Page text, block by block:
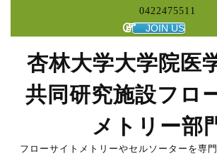
テ
0422475511
JOIN US
杏林大学大学院医
共同研究施設フロ
メトリー部
フローサイトメトリーやセルソーターを専